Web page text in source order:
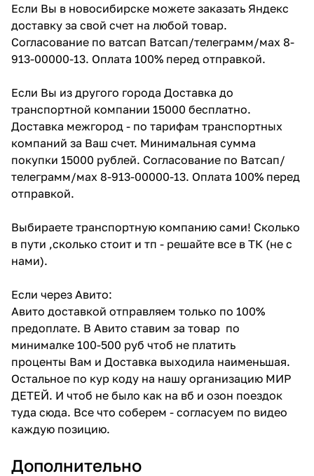
Если Вы в новосибирске можете заказать Яндекс
доставку за свой счет на любой товар.
Согласование по ватсап Ватсап/телеграмм/мах 8-
913-00000-13. Оплата 100% перед отправкой.
Если Вы из другого города Доставка до
транспортной компании 15000 бесплатно.
Доставка межгород - по тарифам транспортных
компаний за Ваш счет. Минимальная сумма
покупки 15000 рублей. Согласование по Ватсап/
телеграмм/мах 8-913-00000-13. Оплата 100% перед
отправкой.
Выбираете транспортную компанию сами! Сколько
в пути ,сколько стоит и тп - решайте все в ТК (не с
нами).
Если через Авито:
Авито доставкой отправляем только по 100%
предоплате. В Авито ставим за товар по
минималке 100-500 руб чтоб не платить
проценты Вам и Доставка выходила наименьшая.
Остальное по кур коду на нашу организацию МИР
ДЕТЕЙ. И чтоб не было как на вб и озон поездок
туда сюда. Все что соберем - согласуем по видео
каждую позицию.
Дополнительно